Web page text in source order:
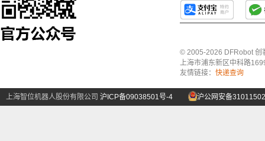
© 2005-2026 DFRobot 创
上海市浦东新区中科路
友情链接： 快递查询
上海智位机器人股份有限公司 沪ICP备09038501号-4 沪公网安备